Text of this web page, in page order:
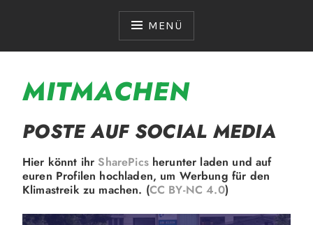
MENÜ
MITMACHEN
POSTE AUF SOCIAL MEDIA
Hier könnt ihr SharePicsherunter laden und auf
euren Profilen hochladen, um Werbung für den
Klimastreik zu machen. (CC BY-NC 4.0)